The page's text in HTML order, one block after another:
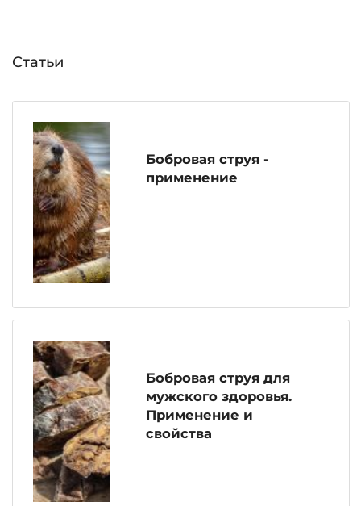
Статьи
Бобровая струя -
применение
Бобровая струя для
мужского здоровья.
Применение и
свойства